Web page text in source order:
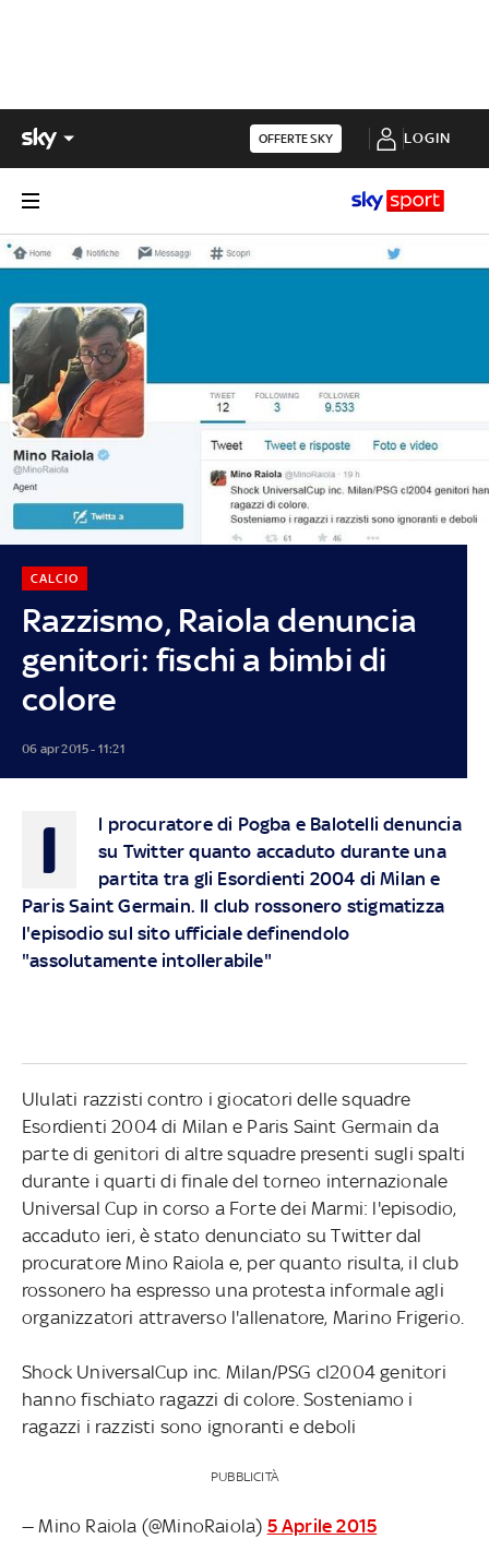
OFFERTE SKY LOGIN
Razzismo, Raiola denuncia
genitori: fischi a bimbi di
colore
CALCIO
06 apr 2015 - 11:21
I
l procuratore di Pogba e Balotelli denuncia
su Twitter quanto accaduto durante una
partita tra gli Esordienti 2004 di Milan e
Paris Saint Germain. Il club rossonero stigmatizza
l'episodio sul sito ufficiale definendolo
"assolutamente intollerabile"
Ululati razzisti contro i giocatori delle squadre
Esordienti 2004 di Milan e Paris Saint Germain da
parte di genitori di altre squadre presenti sugli spalti
durante i quarti di finale del torneo internazionale
Universal Cup in corso a Forte dei Marmi: l'episodio,
accaduto ieri, è stato denunciato su Twitter dal
procuratore Mino Raiola e, per quanto risulta, il club
rossonero ha espresso una protesta informale agli
organizzatori attraverso l'allenatore, Marino Frigerio.
Shock UniversalCup inc. Milan/PSG cl2004 genitori
hanno fischiato ragazzi di colore. Sosteniamo i
ragazzi i razzisti sono ignoranti e deboli
PUBBLICITÀ
— Mino Raiola (@MinoRaiola) 5 Aprile 2015